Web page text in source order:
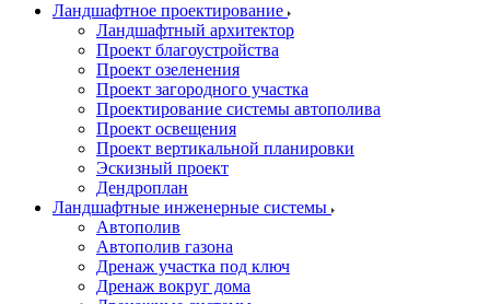
Ландшафтное проектирование
Ландшафтный архитектор
Проект благоустройства
Проект озеленения
Проект загородного участка
Проектирование системы автополива
Проект освещения
Проект вертикальной планировки
Эскизный проект
Дендроплан
Ландшафтные инженерные системы
Автополив
Автополив газона
Дренаж участка под ключ
Дренаж вокруг дома